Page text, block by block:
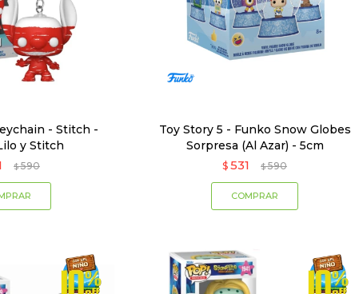
- Stitch -
y Stitch
$ 590
Toy Story 5 - Funko Snow Globes
Sorpresa (Al Azar) - 5cm
$ 531 $ 590